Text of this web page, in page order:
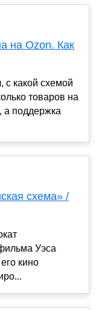
на Ozon. Как
с какой схемой
товаров на
а поддержка
схема» /
Уэса
кино